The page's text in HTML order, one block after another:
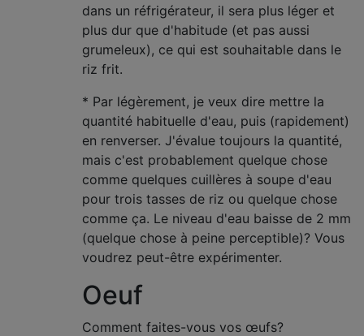
dans un réfrigérateur, il sera plus léger et
plus dur que d'habitude (et pas aussi
grumeleux), ce qui est souhaitable dans le
riz frit.
* Par légèrement, je veux dire mettre la
quantité habituelle d'eau, puis (rapidement)
en renverser. J'évalue toujours la quantité,
mais c'est probablement quelque chose
comme quelques cuillères à soupe d'eau
pour trois tasses de riz ou quelque chose
comme ça. Le niveau d'eau baisse de 2 mm
(quelque chose à peine perceptible)? Vous
voudrez peut-être expérimenter.
Oeuf
Comment faites-vous vos œufs?